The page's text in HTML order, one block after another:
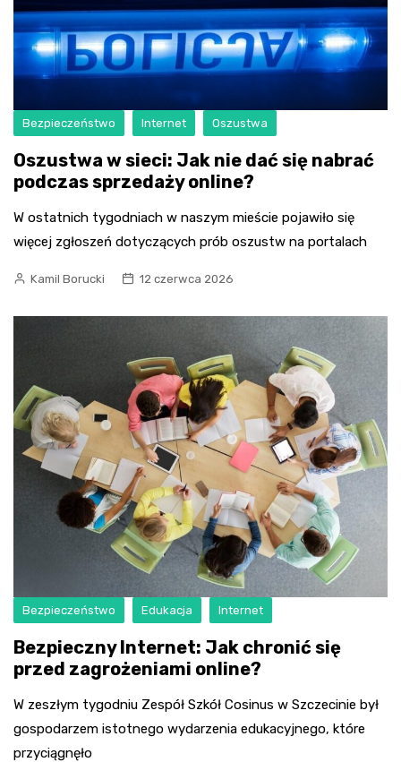
Bezpieczeństwo Internet Oszustwa
Oszustwa w sieci: Jak nie dać się nabrać
podczas sprzedaży online?
W ostatnich tygodniach w naszym mieście pojawiło się
więcej zgłoszeń dotyczących prób oszustw na portalach
Kamil Borucki 12 czerwca 2026
Bezpieczeństwo Edukacja Internet
Bezpieczny Internet: Jak chronić się
przed zagrożeniami online?
W zeszłym tygodniu Zespół Szkół Cosinus w Szczecinie był
gospodarzem istotnego wydarzenia edukacyjnego, które
przyciągnęło